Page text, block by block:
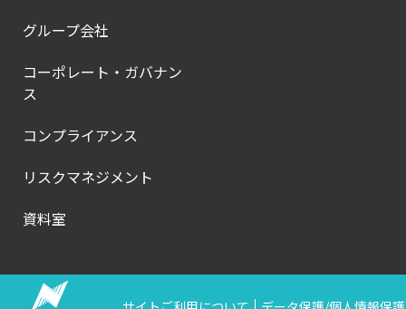
グループ会社
コーポレート・ガバナン
ス
コンプライアンス
リスクマネジメント
資料室